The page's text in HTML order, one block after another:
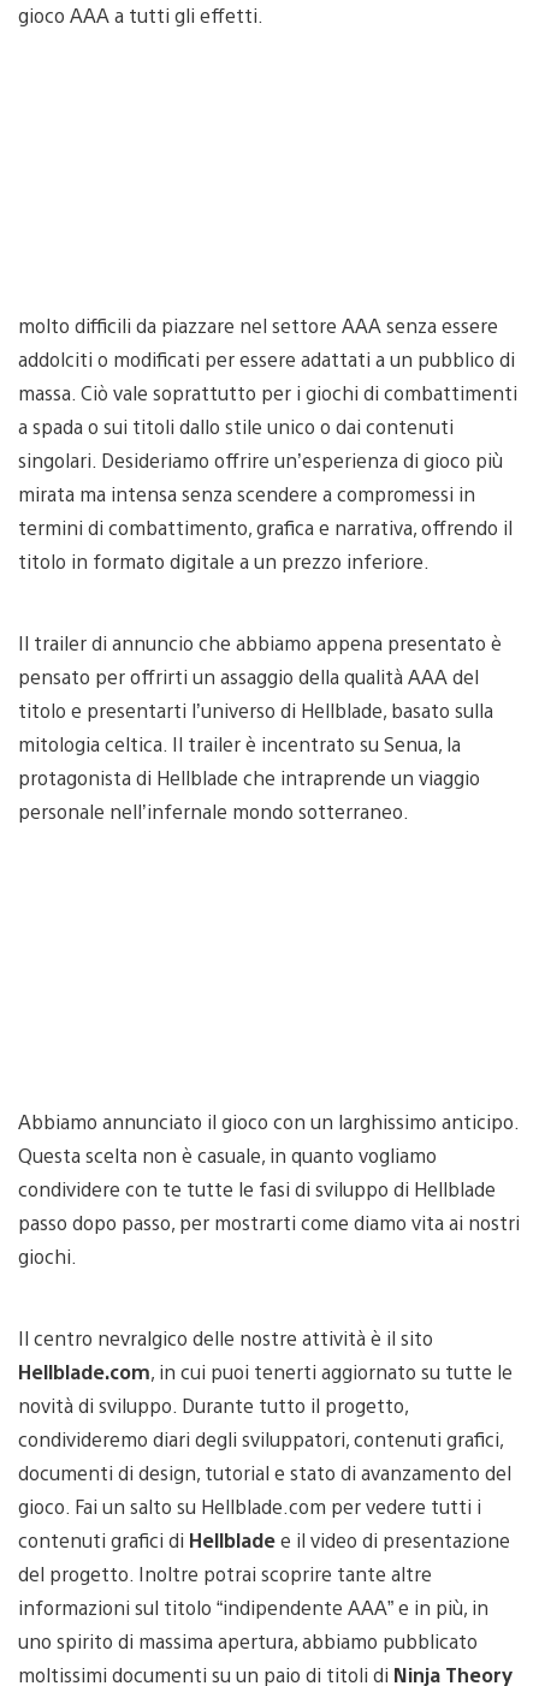
gioco AAA a tutti gli effetti.
molto difficili da piazzare nel settore AAA senza essere
addolciti o modificati per essere adattati a un pubblico di
massa. Ciò vale soprattutto per i giochi di combattimenti
a spada o sui titoli dallo stile unico o dai contenuti
singolari. Desideriamo offrire un’esperienza di gioco più
mirata ma intensa senza scendere a compromessi in
termini di combattimento, grafica e narrativa, offrendo il
titolo in formato digitale a un prezzo inferiore.
Il trailer di annuncio che abbiamo appena presentato è
pensato per offrirti un assaggio della qualità AAA del
titolo e presentarti l’universo di Hellblade, basato sulla
mitologia celtica. Il trailer è incentrato su Senua, la
protagonista di Hellblade che intraprende un viaggio
personale nell’infernale mondo sotterraneo.
Abbiamo annunciato il gioco con un larghissimo anticipo.
Questa scelta non è casuale, in quanto vogliamo
condividere con te tutte le fasi di sviluppo di Hellblade
passo dopo passo, per mostrarti come diamo vita ai nostri
giochi.
Il centro nevralgico delle nostre attività è il sito
Hellblade.com, in cui puoi tenerti aggiornato su tutte le
novità di sviluppo. Durante tutto il progetto,
condivideremo diari degli sviluppatori, contenuti grafici,
documenti di design, tutorial e stato di avanzamento del
gioco. Fai un salto su Hellblade.com per vedere tutti i
contenuti grafici di Hellbladee il video di presentazione
del progetto. Inoltre potrai scoprire tante altre
informazioni sul titolo “indipendente AAA” e in più, in
uno spirito di massima apertura, abbiamo pubblicato
moltissimi documenti su un paio di titoli di Ninja Theory